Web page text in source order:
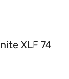
XLF 74